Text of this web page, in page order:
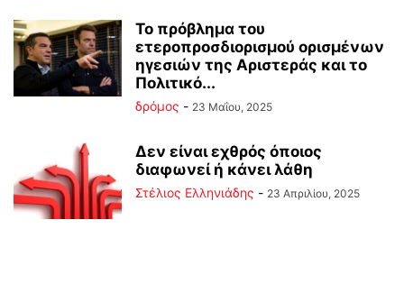
Το πρόβλημα του
ετεροπροσδιορισμού ορισμένων
ηγεσιών της Αριστεράς και το
Πολιτικό...
δρόμος - 23 Μαΐου, 2025
Δεν είναι εχθρός όποιος
διαφωνεί ή κάνει λάθη
Στέλιος Ελληνιάδης - 23 Απριλίου, 2025